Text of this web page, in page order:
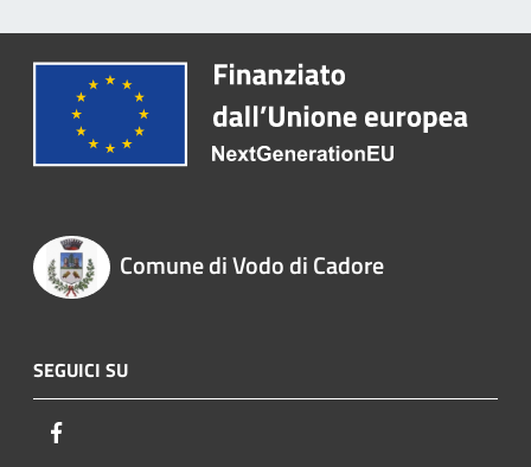
Comune di Vodo di Cadore
SEGUICI SU